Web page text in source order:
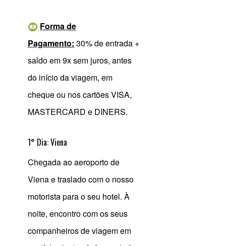
Forma de
Pagamento: 30% de entrada +
saldo em 9x sem juros, antes
do início da viagem, em
cheque ou nos cartões VISA,
MASTERCARD e DINERS.
1° Dia: Viena
Chegada ao aeroporto de
Viena e traslado com o nosso
motorista para o seu hotel. À
noite, encontro com os seus
companheiros de viagem em